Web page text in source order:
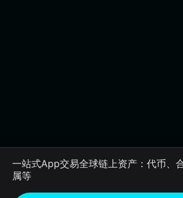
一站式App交易全球链上资产：代币、
属等